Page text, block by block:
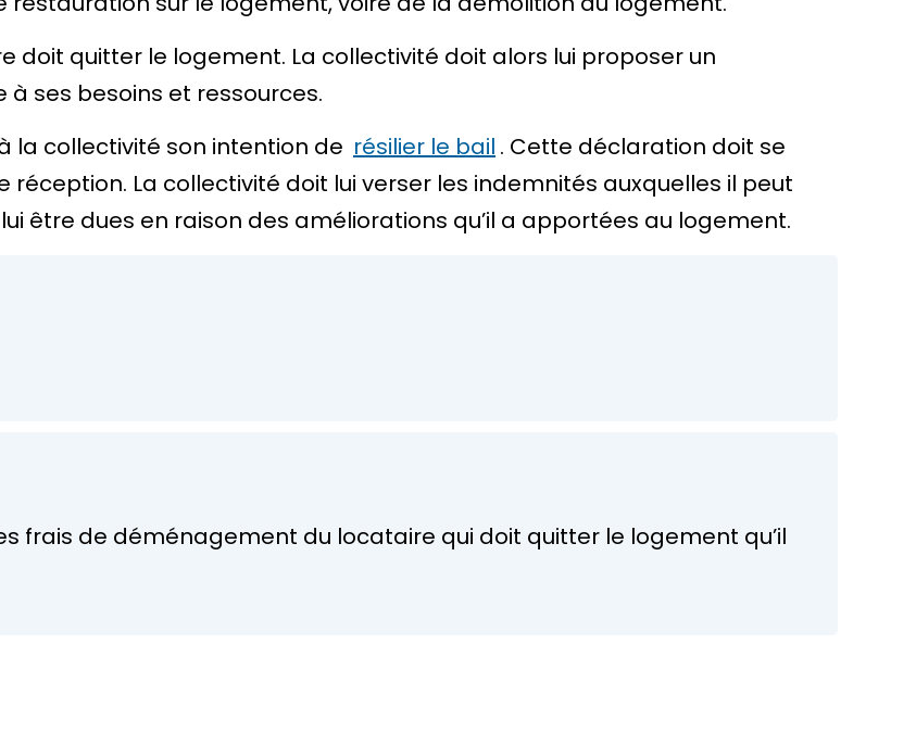
doit quitter le logement. La collectivité doit alors lui proposer un
ses besoins et ressources.
la collectivité son intention de résilier le bail . Cette déclaration doit se
La collectivité doit lui verser les indemnités auxquelles il peut
être dues en raison des améliorations qu’il a apportées au logement.
frais de déménagement du locataire qui doit quitter le logement qu’il